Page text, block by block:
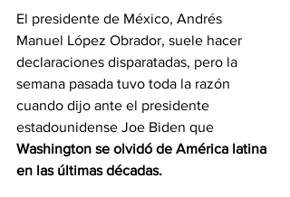
El presidente de México, Andrés
Manuel López Obrador, suele hacer
declaraciones disparatadas, pero la
semana pasada tuvo toda la razón
cuando dijo ante el presidente
estadounidense Joe Biden que
Washington se olvidó de América latina
en las últimas décadas.